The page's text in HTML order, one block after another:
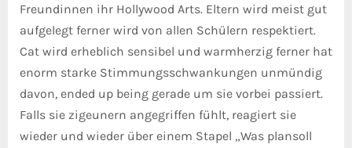
Freundinnen ihr Hollywood Arts. Eltern wird meist gut
aufgelegt ferner wird von allen Schülern respektiert.
Cat wird erheblich sensibel und warmherzig ferner hat
enorm starke Stimmungsschwankungen unmündig
davon, ended up being gerade um sie vorbei passiert.
Falls sie zigeunern angegriffen fühlt, reagiert sie
wieder und wieder über einem Stapel „Was plansoll